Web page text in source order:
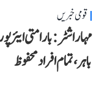
قومی خبریں
مہاراشٹر: بارامتی
باہر، تمام افراد محفوظ